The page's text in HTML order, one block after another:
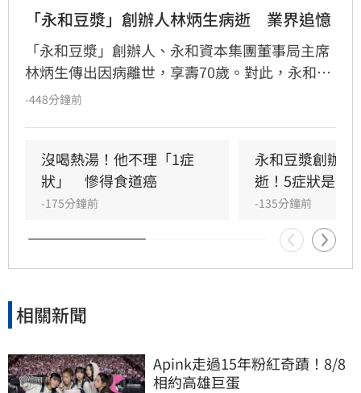
「永和豆漿」創辦人林炳生病逝　業界追憶
「永和豆漿」創辦人、永和資本集團董事局主席
林炳生傳出因病離世，享壽70歲。對此，永和資
本集團今（8）日發布訃告證實，林炳生昨（7）
-448分鐘前
沒喝熱湯！他不理「1症
狀」　慘得食道癌
-175分鐘前
永和豆漿創辦
逝！5症狀是警
-135分鐘前
相關新聞
Apink走過15年粉紅奇蹟！8/8
相約高雄巨蛋